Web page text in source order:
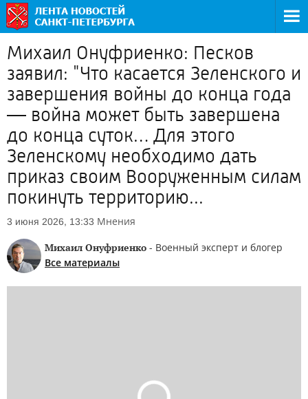
Михаил Онуфриенко: Песков
заявил: "Что касается Зеленского и
завершения войны до конца года
— война может быть завершена
до конца суток… Для этого
Зеленскому необходимо дать
приказ своим Вооруженным силам
покинуть территорию...
3 июня 2026, 13:33 Мнения
Михаил Онуфриенко - Военный эксперт и блогер
Все материалы